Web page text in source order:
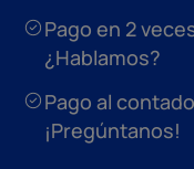
Pago en 2
¿Hablamos?
Pago al
¡Pregúntanos!